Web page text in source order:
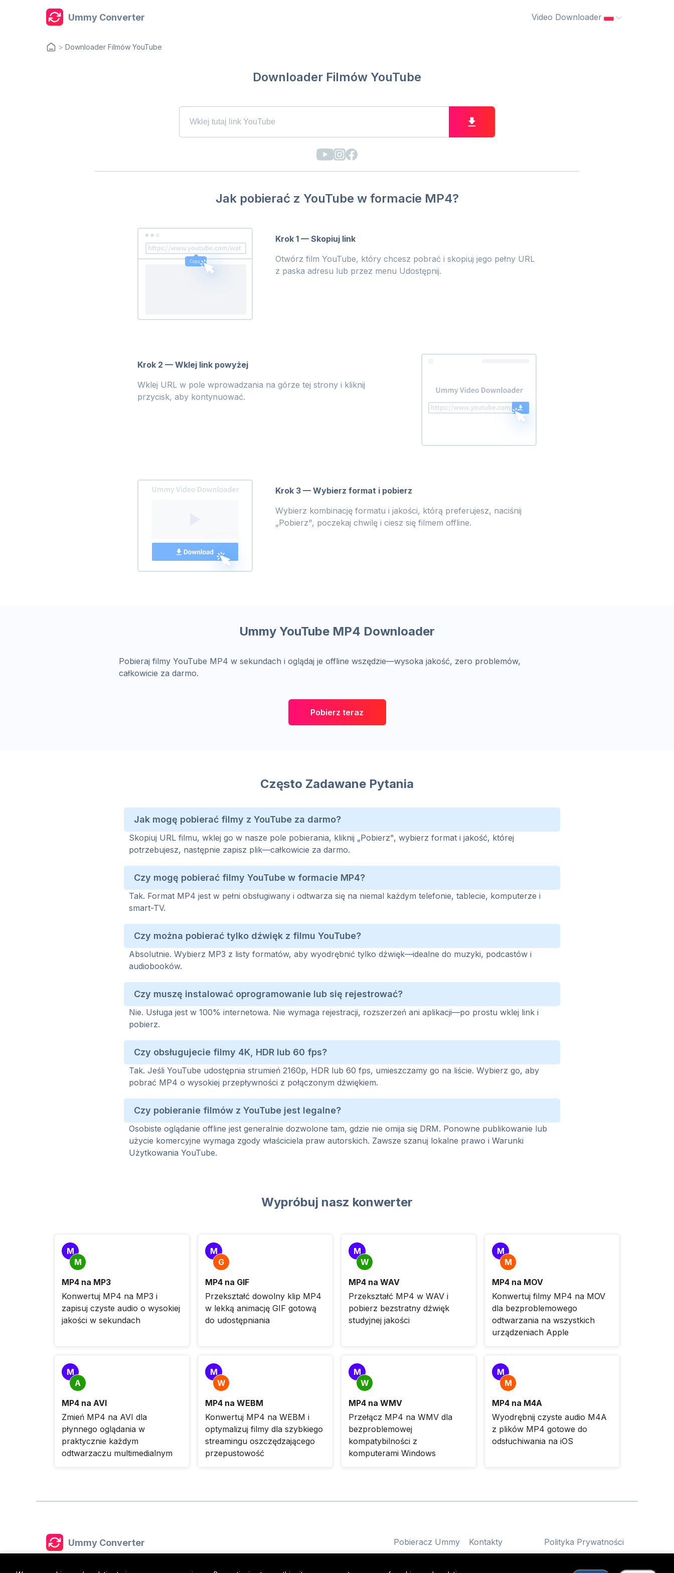
Ummy Converter Video Downloader
> Downloader Filmów YouTube
Downloader Filmów YouTube
Jak pobierać z YouTube w formacie MP4?
Krok 1 — Skopiuj link
Otwórz film YouTube, który chcesz pobrać i skopiuj jego pełny URL
z paska adresu lub przez menu Udostępnij.
Krok 2 — Wklej link powyżej
Wklej URL w pole wprowadzania na górze tej strony i kliknij
przycisk, aby kontynuować.
Krok 3 — Wybierz format i pobierz
Wybierz kombinację formatu i jakości, którą preferujesz, naciśnij
„Pobierz", poczekaj chwilę i ciesz się filmem offline.
Ummy YouTube MP4 Downloader
Pobieraj filmy YouTube MP4 w sekundach i oglądaj je offline wszędzie—wysoka jakość, zero problemów,
całkowicie za darmo.
Pobierz teraz
Często Zadawane Pytania
Jak mogę pobierać filmy z YouTube za darmo?
Skopiuj URL filmu, wklej go w nasze pole pobierania, kliknij „Pobierz", wybierz format i jakość, której
potrzebujesz, następnie zapisz plik—całkowicie za darmo.
Czy mogę pobierać filmy YouTube w formacie MP4?
Tak. Format MP4 jest w pełni obsługiwany i odtwarza się na niemal każdym telefonie, tablecie, komputerze i
smart-TV.
Czy można pobierać tylko dźwięk z filmu YouTube?
Absolutnie. Wybierz MP3 z listy formatów, aby wyodrębnić tylko dźwięk—idealne do muzyki, podcastów i
audiobooków.
Czy muszę instalować oprogramowanie lub się rejestrować?
Nie. Usługa jest w 100% internetowa. Nie wymaga rejestracji, rozszerzeń ani aplikacji—po prostu wklej link i
pobierz.
Czy obsługujecie filmy 4K, HDR lub 60 fps?
Tak. Jeśli YouTube udostępnia strumień 2160p, HDR lub 60 fps, umieszczamy go na liście. Wybierz go, aby
pobrać MP4 o wysokiej przepływności z połączonym dźwiękiem.
Czy pobieranie filmów z YouTube jest legalne?
Osobiste oglądanie offline jest generalnie dozwolone tam, gdzie nie omija się DRM. Ponowne publikowanie lub
użycie komercyjne wymaga zgody właściciela praw autorskich. Zawsze szanuj lokalne prawo i Warunki
Użytkowania YouTube.
Wypróbuj nasz konwerter
M
M
MP4 na MP3
Konwertuj MP4 na MP3 i
zapisuj czyste audio o wysokiej
jakości w sekundach
M
G
MP4 na GIF
Przekształć dowolny klip MP4
w lekką animację GIF gotową
do udostępniania
M
W
MP4 na WAV
Przekształć MP4 w WAV i
pobierz bezstratny dźwięk
studyjnej jakości
M
M
MP4 na MOV
Konwertuj filmy MP4 na MOV
dla bezproblemowego
odtwarzania na wszystkich
urządzeniach Apple
M
A
MP4 na AVI
Zmień MP4 na AVI dla
płynnego oglądania w
praktycznie każdym
odtwarzaczu multimedialnym
M
W
MP4 na WEBM
Konwertuj MP4 na WEBM i
optymalizuj filmy dla szybkiego
streamingu oszczędzającego
przepustowość
M
W
MP4 na WMV
Przełącz MP4 na WMV dla
bezproblemowej
kompatybilności z
komputerami Windows
M
M
MP4 na M4A
Wyodrębnij czyste audio M4A
z plików MP4 gotowe do
odsłuchiwania na iOS
Ummy Converter
Pobieracz Ummy
Kontakty
Polityka Prywatności